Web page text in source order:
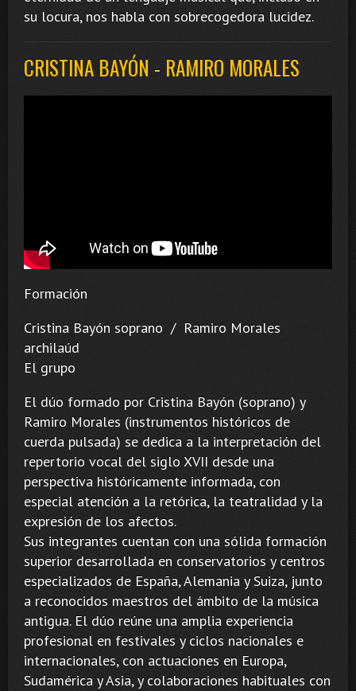
su locura, nos habla con sobrecogedora lucidez.
CRISTINA BAYÓN - RAMIRO MORALES
Formación
Cristina Bayón soprano / Ramiro Morales
archilaúd
El grupo
El dúo formado por Cristina Bayón (soprano) y
Ramiro Morales (instrumentos históricos de
cuerda pulsada) se dedica a la interpretación del
repertorio vocal del siglo XVII desde una
perspectiva históricamente informada, con
especial atención a la retórica, la teatralidad y la
expresión de los afectos.
Sus integrantes cuentan con una sólida formación
superior desarrollada en conservatorios y centros
especializados de España, Alemania y Suiza, junto
a reconocidos maestros del ámbito de la música
antigua. El dúo reúne una amplia experiencia
profesional en festivales y ciclos nacionales e
internacionales, con actuaciones en Europa,
Sudamérica y Asia, y colaboraciones habituales con